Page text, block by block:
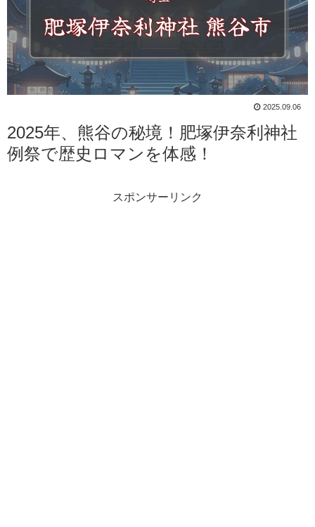
2025.09.06
2025年、熊谷の秘境！肥塚伊奈利神社
例祭で歴史ロマンを体感！
スポンサーリンク